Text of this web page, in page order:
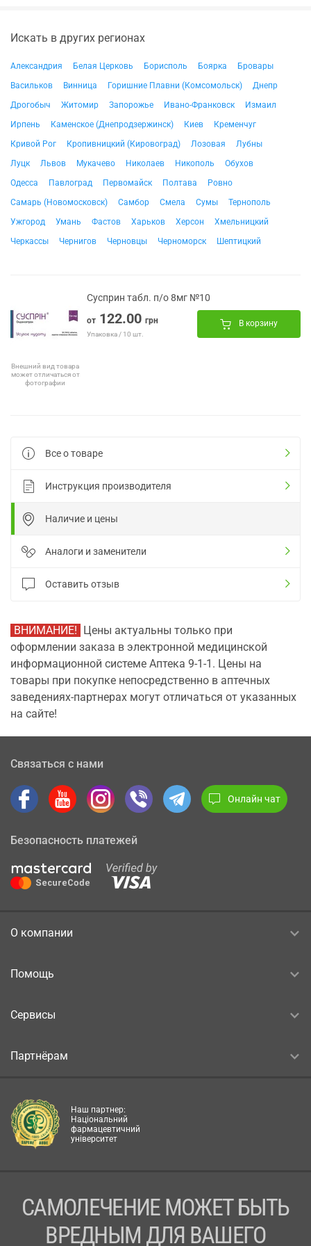
Искать в других регионах
Александрия Белая Церковь Борисполь Боярка
Бровары
Васильков
Винница Горишние Плавни (Комсомольск)
Днепр
Дрогобыч
Житомир Запорожье Ивано-Франковск
Измаил
Ирпень
Каменское (Днепродзержинск) Киев
Кременчуг
Кривой Рог
Кропивницкий (Кировоград) Лозовая
Лубны
Луцк
Львов Мукачево Николаев Никополь
Обухов
Одесса
Павлоград Первомайск Полтава
Ровно
Самарь (Новомосковск)
Самбор Смела Сумы
Тернополь
Ужгород
Умань Фастов Харьков Херсон
Хмельницкий
Черкассы
Чернигов Черновцы Черноморск Шептицкий
Внешний вид товара
может отличаться от
фотографии
Сусприн табл. п/о 8мг №10
от 122.00 грн
Упаковка / 10 шт.
В корзину
Все о товаре
Инструкция производителя
Наличие и цены
Аналоги и заменители
Оставить отзыв
ВНИМАНИЕ! Цены актуальны только при
оформлении заказа в электронной медицинской
информационной системе Аптека 9-1-1. Цены на
товары при покупке непосредственно в аптечных
заведениях-партнерах могут отличаться от указанных
на сайте!
Связаться с нами
Онлайн чат
Безопасность платежей
О компании
Помощь
Сервисы
Партнёрам
Наш партнер:
Національний
фармацевтичний
університет
САМОЛЕЧЕНИЕ МОЖЕТ БЫТЬ
ВРЕДНЫМ ДЛЯ ВАШЕГО